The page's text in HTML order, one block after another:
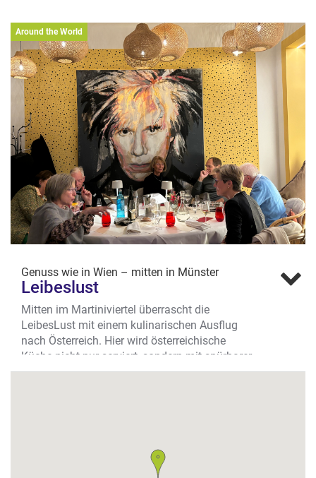
Around the World
Genuss wie in Wien – mitten in Münster
Leibeslust
Mitten im Martiniviertel überrascht die
LeibesLust mit einem kulinarischen Ausflug
nach Österreich. Hier wird österreichische
Küche nicht nur serviert, sondern mit spürbarer
Leidenschaft zelebriert.
Neubrückenstraße. Kein unnötiger
Schnickschnack, dafür eine ehrliche Mischung